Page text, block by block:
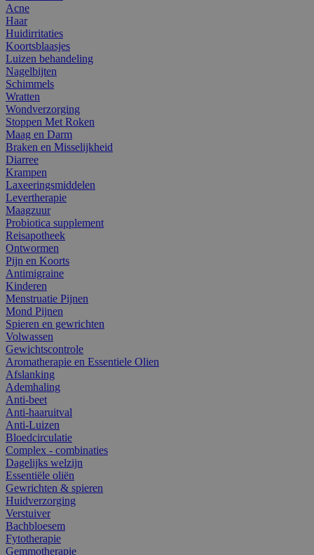
Acne
Haar
Huidirritaties
Koortsblaasjes
Luizen behandeling
Nagelbijten
Schimmels
Wratten
Wondverzorging
Stoppen Met Roken
Maag en Darm
Braken en Misselijkheid
Diarree
Krampen
Laxeeringsmiddelen
Levertherapie
Maagzuur
Probiotica supplement
Reisapotheek
Ontwormen
Pijn en Koorts
Antimigraine
Kinderen
Menstruatie Pijnen
Mond Pijnen
Spieren en gewrichten
Volwassen
Gewichtscontrole
Aromatherapie en Essentiele Olien
Afslanking
Ademhaling
Anti-beet
Anti-haaruitval
Anti-Luizen
Bloedcirculatie
Complex - combinaties
Dagelijks welzijn
Essentiële oliën
Gewrichten & spieren
Huidverzorging
Verstuiver
Bachbloesem
Fytotherapie
Gemmotherapie